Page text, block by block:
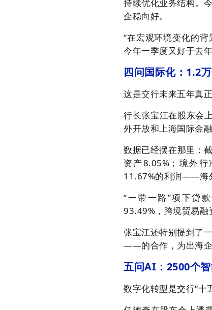
持续优化业务结构。
企稳向好。
“在宏观环境变化的
今年一季度又好于去
四问国际化：1.2
这是交行未来五年真正
行长张宝江在股东会
外开放和上海国际金
数据已经摆在那里：
资产8.05%；境外
11.67%的利润——海
“一带一路”项下贷
93.49%，跨境贸易
张宝江还特别提到了
——的合作，为出海企
五问AI：2500个
数字化转型是交行“十